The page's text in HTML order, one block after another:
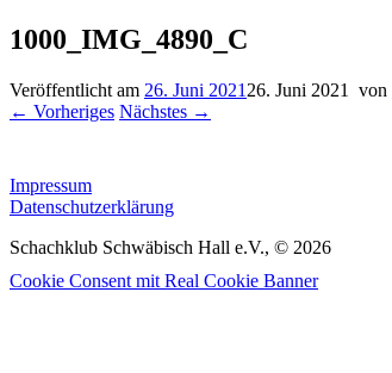
1000_IMG_4890_C
Veröffentlicht am 26. Juni 2021 26. Juni 2021 von
← Vorheriges Nächstes →
Impressum
Datenschutzerklärung
Schachklub Schwäbisch Hall e.V., © 2026
Cookie Consent mit Real Cookie Banner